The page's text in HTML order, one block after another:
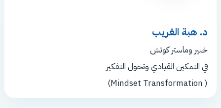
د. هبة الغريب
خبير وماستر كوتش
في التمكين القيادي وتحول التفكير
( Mindset Transformation)